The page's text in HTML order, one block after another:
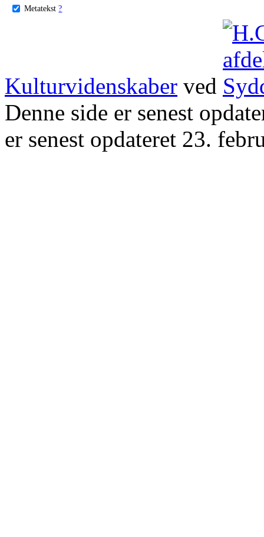
Metatekst ?
Kulturvidenskaber ved
Denne side er senest
er senest opdateret 23.